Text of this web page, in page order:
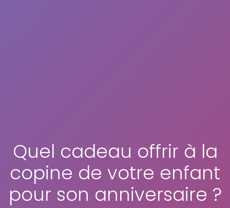
Quel cadeau offrir à la
copine de votre enfant
pour son anniversaire ?